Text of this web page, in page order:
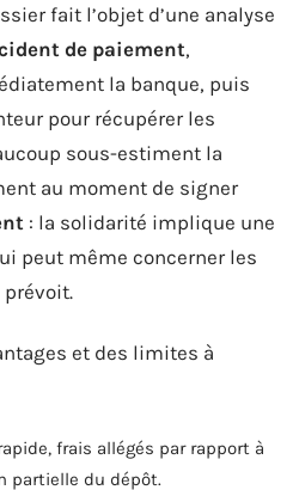
fait l’objet d’une analyse
de paiement,
la banque, puis
pour récupérer les
sous-estiment la
au moment de signer
: la solidarité implique une
peut même concerner les
et des limites à
frais allégés par rapport à
partielle du dépôt.